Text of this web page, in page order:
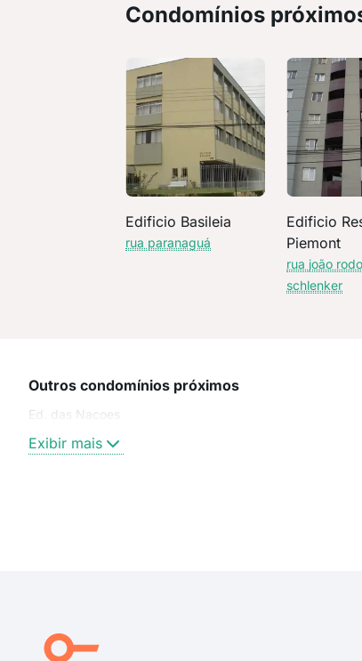
Condomínios
Edificio Basileia
rua paranaguá
Edificio
Piemont
rua joão
schlenker
Outros condomínios próximos
Ed. das Nacoes
Exibir mais